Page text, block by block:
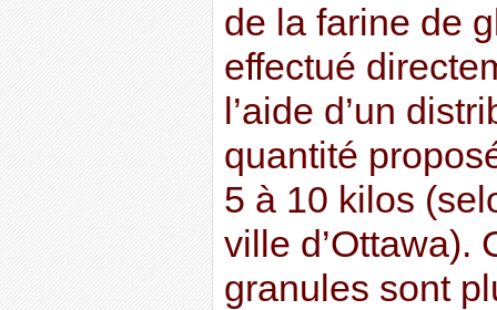
de la farine de
effectué
l’aide d’un
quantité
5 à 10 kilos
ville d’Ottawa).
granules sont